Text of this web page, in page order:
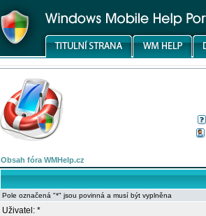
Obsah fóra WMHelp.cz
Pole označená "*" jsou povinná a musí být vyplněna
Uživatel: *